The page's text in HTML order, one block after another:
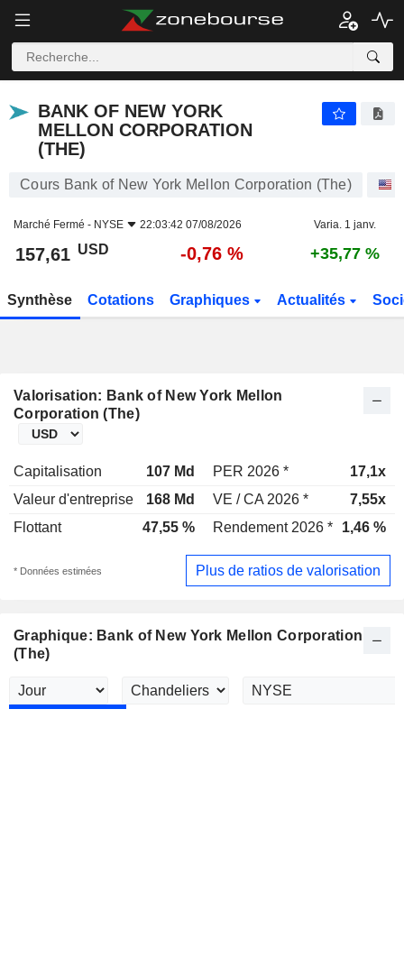
BANK OF NEW YORK
MELLON CORPORATION
(THE)
Cours Bank of New York Mellon Corporation (The)
Marché Fermé - NYSE 22:03:42 07/08/2026 Varia. 1 janv.
157,61 USD -0,76 % +35,77 %
Synthèse Cotations Graphiques Actualités
Valorisation: Bank of New York Mellon
Corporation (The)
Capitalisation 107 Md PER 2026 *
17,1x
Valeur d'entreprise
168 Md VE / CA 2026 *
7,55x
Flottant
47,55 % Rendement 2026 * 1,46 %
* Données estimées Plus de ratios de valorisation
Graphique: Bank of New York Mellon Corporation
(The)